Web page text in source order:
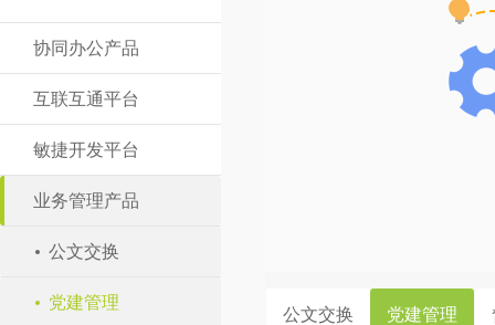
协同办公产品
互联互通平台
敏捷开发平台
业务管理产品
公文交换
党建管理
公文交换 党建管理